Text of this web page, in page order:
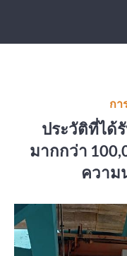
กา
ประวัติที่ได้
มากกว่า
ความ